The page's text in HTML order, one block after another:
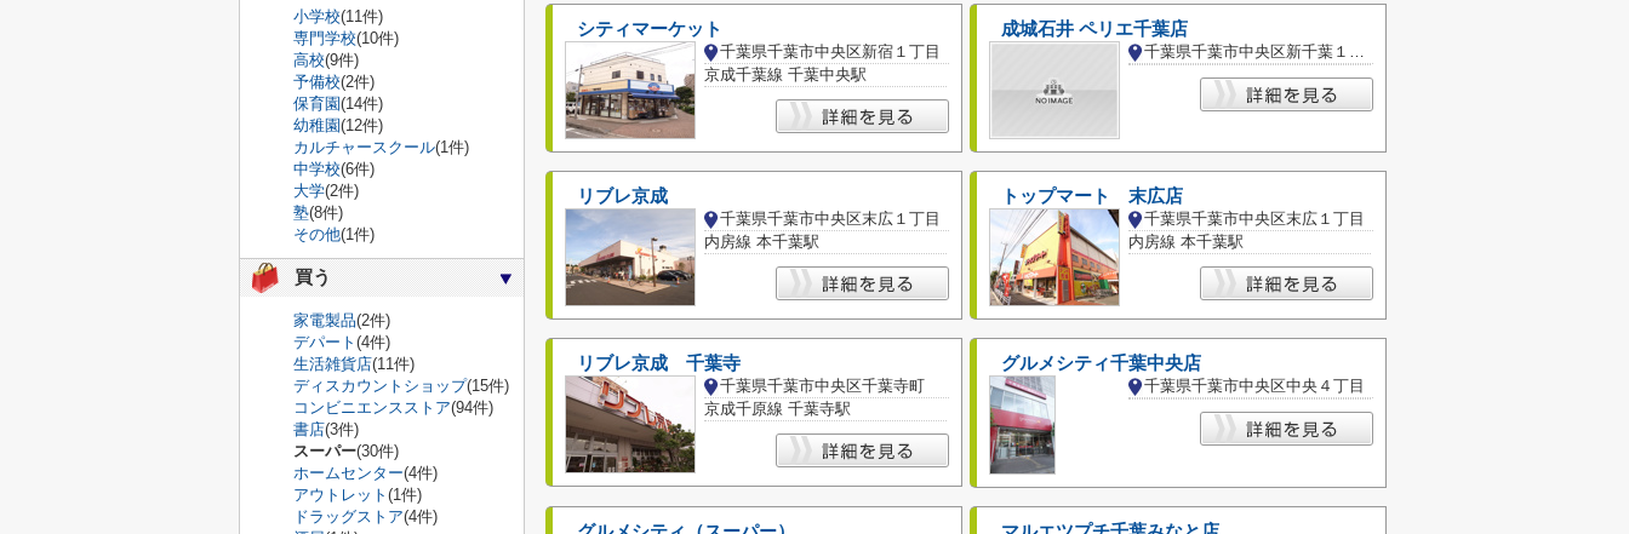
シティマーケット
千葉県千葉市中央区新宿１丁目
京成千葉線 千葉中央駅
成城石井 ペリエ千葉店
千葉県千葉市中央区新千葉１丁目
リブレ京成
千葉県千葉市中央区末広１丁目
内房線 本千葉駅
トップマート 末広店
千葉県千葉市中央区末広１丁目
内房線 本千葉駅
リブレ京成 千葉寺
千葉県千葉市中央区千葉寺町
京成千原線 千葉寺駅
グルメシティ千葉中央店
千葉県千葉市中央区中央４丁目
小学校(11件)
専門学校(10件)
高校(9件)
予備校(2件)
保育園(14件)
幼稚園(12件)
カルチャースクール(1件)
中学校(6件)
大学(2件)
塾(8件)
その他(1件)
買う
家電製品(2件)
デパート (4件)
生活雑貨店(11件)
ディスカウントショップ(15件)
コンビニエンスストア(94件)
書店(3件)
スーパー(30件)
ホームセンター(4件)
アウトレット (1件)
ドラッグストア(4件)